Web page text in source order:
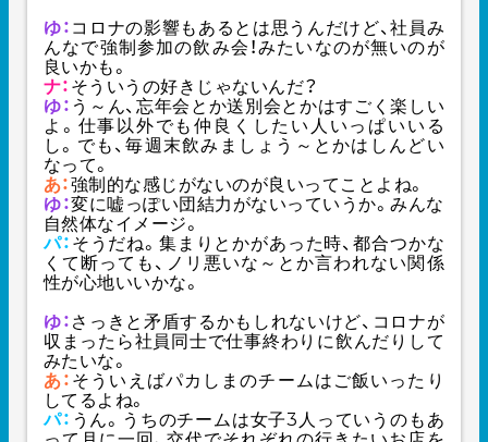
ゆ： コロナの影響もあるとは思うんだけど、社員み
んなで強制参加の飲み会！みたいなのが無いのが
良いかも。
ナ： そういうの好きじゃないんだ？
ゆ： う～ん、忘年会とか送別会とかはすごく楽しい
よ。仕事以外でも仲良くしたい人いっぱいいる
し。でも、毎週末飲みましょう～とかはしんどい
なって。
あ：強制的な感じがないのが良いってことよね。
ゆ：変に嘘っぽい団結力がないっていうか。みんな
自然体なイメージ。
パ： そうだね。集まりとかがあった時、都合つかな
くて断っても、ノリ悪いな～とか言われない関係
性が心地いいかな。
ゆ： さっきと矛盾するかもしれないけど、コロナが
収まったら社員同士で仕事終わりに飲んだりして
みたいな。
あ： そういえばパカしまのチームはご飯いったり
してるよね。
パ： うん。うちのチームは女子3人っていうのもあ